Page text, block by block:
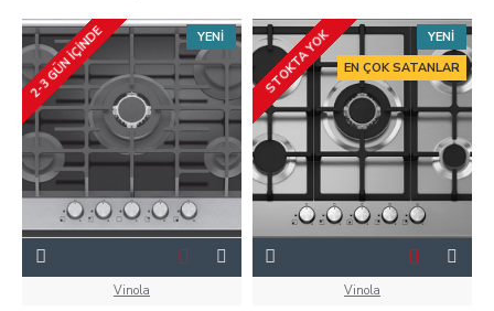
YENI
2-3 GÜN IÇINDE
Vinola
YENI
EN ÇOK SATANLAR
STOKTA YOK
Vinola